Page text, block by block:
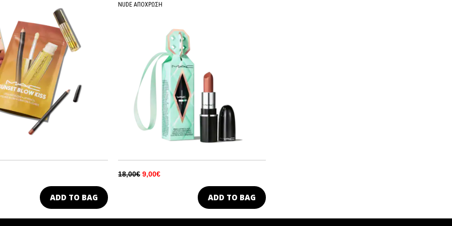
ΛΑΜΠΕΡΗ
CHILDΛΑΜΠΕΡΗ
ΛΑΜΠΕΡΗ
ΛΑΜΠΕΡΗ
ADD TO BAG
NUDE ΑΠΟΧΡΩΣΗ
18,00€ 9,00€
ADD TO BAG